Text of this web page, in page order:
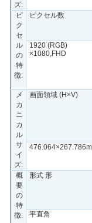
な
さ
い
ニ
ュ
ー
ス
場
ズ:
ピ
ク
セ
ル
の
特
徴:
ピクセル数
1920 (RGB)
×1080,FHD
メ
カ
ニ
カ
ル
サ
イ
ズ:
画面領域 (H×V)
概
要
の
特
徴:
形式 形
平直角